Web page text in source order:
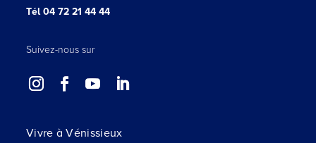
Tél 04 72 21 44 44
Suivez-nous sur
Vivre à Vénissieux